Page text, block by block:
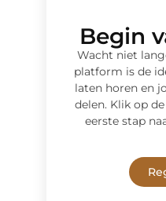
Begin
Wacht niet
platform is de
laten horen en
delen. Klik op
eerste stap